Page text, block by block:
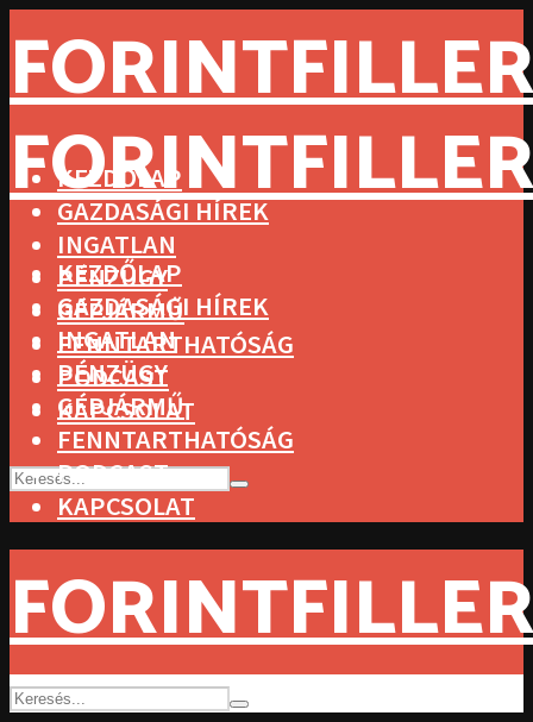
KEZDŐLAP
GAZDASÁGI HÍREK
INGATLAN
PÉNZÜGY
GÉPJÁRMŰ
FENNTARTHATÓSÁG
PODCAST
KAPCSOLAT
KEZDŐLAP
GAZDASÁGI HÍREK
INGATLAN
PÉNZÜGY
GÉPJÁRMŰ
FENNTARTHATÓSÁG
PODCAST
KAPCSOLAT